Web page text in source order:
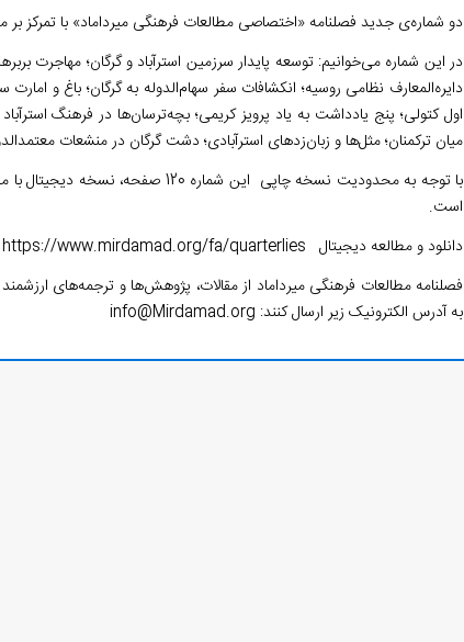
دو شماره‌ی جدید فصلنامه «اختصاصی مطالعات فرهنگی میرداماد» با تمرکز بر
در این شماره می‌خوانیم: توسعه پایدار سرزمین استرآباد و گرگان؛ مهاجرت
دایره‌المعارف نظامی روسیه؛ انکشافات سفر سهام‌الدوله به گرگان؛ باغ و
اول کتولی؛ پنج یادداشت به یاد پرویز کریمی؛ بچه‌ترسان‌ها در فرهنگ
میان ترکمنان؛ مثل‌ها و زبان‌زدهای استرآبادی؛ دشت گرگان در منشعات
است.
دانلود و مطالعه دیجیتال https://www.mirdamad.org/fa/quarterlies
فصلنامه مطالعات فرهنگی میرداماد از مقالات، پژوهش‌ها و ترجمه‌های
به آدرس الکترونیک زیر ارسال کنند: info@Mirdamad.org